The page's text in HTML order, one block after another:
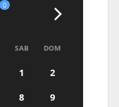
0
SAB DOM
1
2
8
9